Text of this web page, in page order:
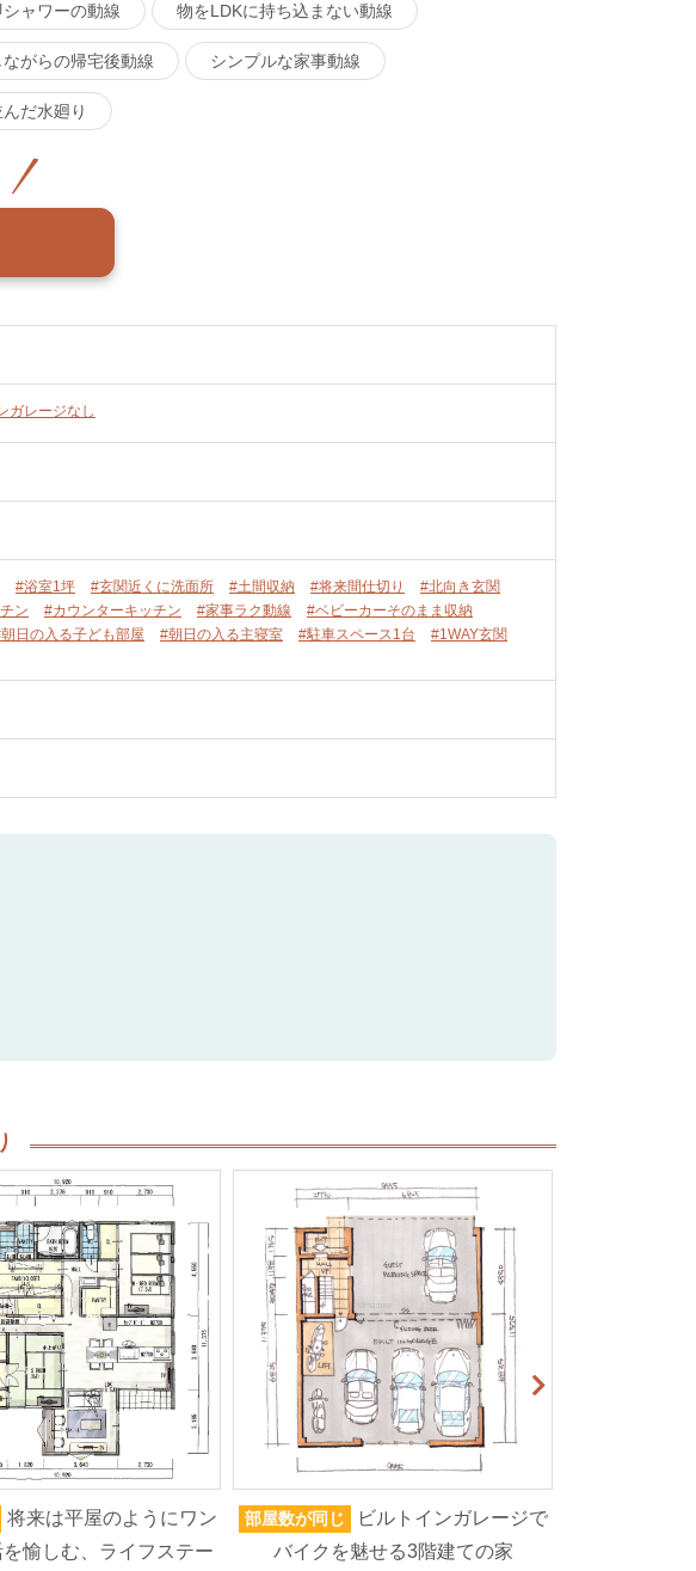
ャワーの動線 物をLDKに持ち込まない動線
ながらの帰宅後動線 シンプルな家事動線
だ水廻り
ガレージなし
#浴室1坪 #玄関近くに洗面所 #土間収納 #将来間仕切り
#北向き玄関
ン #カウンターキッチン #家事ラク動線
#ベビーカーそのまま収納
日の入る子ども部屋 #朝日の入る主寝室 #駐車スペース1台
#1WAY玄関
将来は平屋のようにワン
愉しむ、ライフステー
部屋数が同じ
ビルトインガレージで
バイクを魅せる3階建ての家